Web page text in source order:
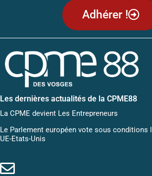
Adhérer !
Les dernières actualités de la CPME88
La CPME devient Les Entrepreneurs
Le Parlement européen vote sous conditions
UE-Etats-Unis